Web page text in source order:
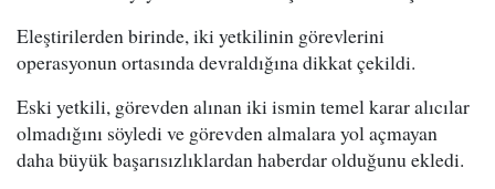
Eleştirilerden birinde, iki yetkilinin görevlerini
operasyonun ortasında devraldığına dikkat çekildi.
Eski yetkili, görevden alınan iki ismin temel karar alıcılar
olmadığını söyledi ve görevden almalara yol açmayan
daha büyük başarısızlıklardan haberdar olduğunu ekledi.